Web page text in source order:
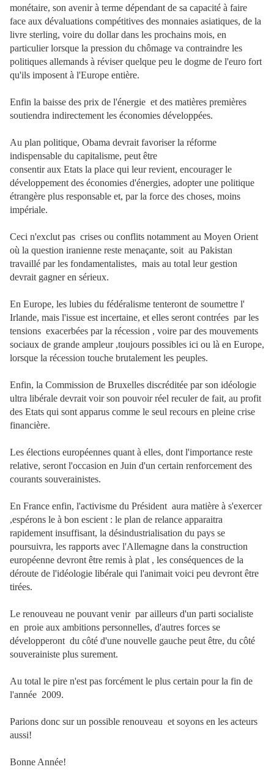
monétaire, son avenir à terme dépendant de sa capacité à faire
face aux dévaluations compétitives des monnaies asiatiques, de la
livre sterling, voire du dollar dans les prochains mois, en
particulier lorsque la pression du chômage va contraindre les
politiques allemands à réviser quelque peu le dogme de l'euro fort
qu'ils imposent à l'Europe entière.
Enfin la baisse des prix de l'énergie et des matières premières
soutiendra indirectement les économies développées.
Au plan politique, Obama devrait favoriser la réforme
indispensable du capitalisme, peut être
consentir aux Etats la place qui leur revient, encourager le
développement des économies d'énergies, adopter une politique
étrangère plus responsable et, par la force des choses, moins
impériale.
Ceci n'exclut pas crises ou conflits notamment au Moyen Orient
où la question iranienne reste menaçante, soit au Pakistan
travaillé par les fondamentalistes, mais au total leur gestion
devrait gagner en sérieux.
En Europe, les lubies du fédéralisme tenteront de soumettre l'
Irlande, mais l'issue est incertaine, et elles seront contrées par les
tensions exacerbées par la récession , voire par des mouvements
sociaux de grande ampleur ,toujours possibles ici ou là en Europe,
lorsque la récession touche brutalement les peuples.
Enfin, la Commission de Bruxelles discréditée par son idéologie
ultra libérale devrait voir son pouvoir réel reculer de fait, au profit
des Etats qui sont apparus comme le seul recours en pleine crise
financière.
Les élections européennes quant à elles, dont l'importance reste
relative, seront l'occasion en Juin d'un certain renforcement des
courants souverainistes.
En France enfin, l'activisme du Président aura matière à s'exercer
,espérons le à bon escient : le plan de relance apparaitra
rapidement insuffisant, la désindustrialisation du pays se
poursuivra, les rapports avec l'Allemagne dans la construction
européenne devront être remis à plat , les conséquences de la
déroute de l'idéologie libérale qui l'animait voici peu devront être
tirées.
Le renouveau ne pouvant venir par ailleurs d'un parti socialiste
en proie aux ambitions personnelles, d'autres forces se
développeront du côté d'une nouvelle gauche peut être, du côté
souverainiste plus surement.
Au total le pire n'est pas forcément le plus certain pour la fin de
l'année 2009.
Parions donc sur un possible renouveau et soyons en les acteurs
aussi!
Bonne Année!